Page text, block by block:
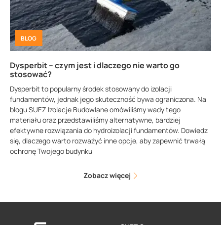
BLOG
Dysperbit – czym jest i dlaczego nie warto go
stosować?
Dysperbit to popularny środek stosowany do izolacji
fundamentów, jednak jego skuteczność bywa ograniczona. Na
blogu SUEZ Izolacje Budowlane omówiliśmy wady tego
materiału oraz przedstawiliśmy alternatywne, bardziej
efektywne rozwiązania do hydroizolacji fundamentów. Dowiedz
się, dlaczego warto rozważyć inne opcje, aby zapewnić trwałą
ochronę Twojego budynku
Zobacz więcej